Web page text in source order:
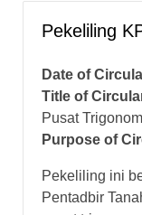
Pekeliling
Date of
Title of
Pusat
Purpose of
Pekeliling ini
Pentadbir